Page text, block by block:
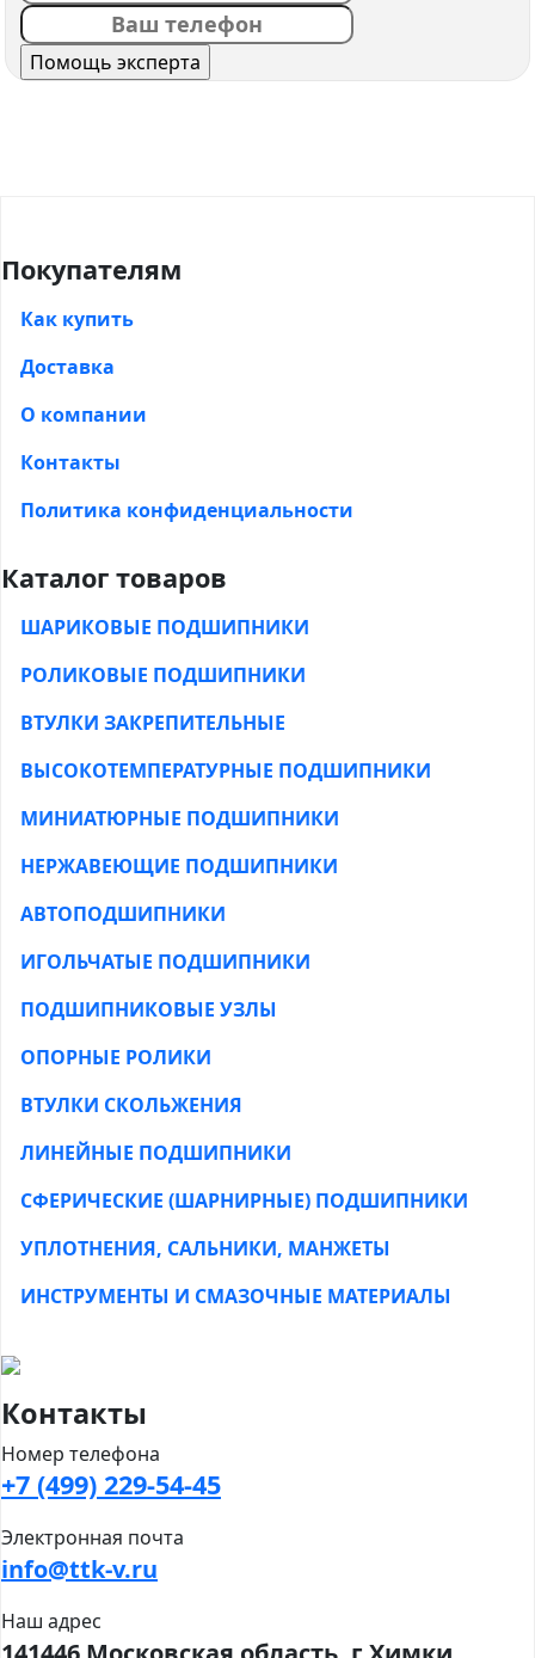
Покупателям
Как купить
Доставка
О компании
Контакты
Политика конфиденциальности
Каталог товаров
ШАРИКОВЫЕ ПОДШИПНИКИ
РОЛИКОВЫЕ ПОДШИПНИКИ
ВТУЛКИ ЗАКРЕПИТЕЛЬНЫЕ
ВЫСОКОТЕМПЕРАТУРНЫЕ ПОДШИПНИКИ
МИНИАТЮРНЫЕ ПОДШИПНИКИ
НЕРЖАВЕЮЩИЕ ПОДШИПНИКИ
АВТОПОДШИПНИКИ
ИГОЛЬЧАТЫЕ ПОДШИПНИКИ
ПОДШИПНИКОВЫЕ УЗЛЫ
ОПОРНЫЕ РОЛИКИ
ВТУЛКИ СКОЛЬЖЕНИЯ
ЛИНЕЙНЫЕ ПОДШИПНИКИ
СФЕРИЧЕСКИЕ (ШАРНИРНЫЕ) ПОДШИПНИКИ
УПЛОТНЕНИЯ, САЛЬНИКИ, МАНЖЕТЫ
ИНСТРУМЕНТЫ И СМАЗОЧНЫЕ МАТЕРИАЛЫ
Контакты
Номер телефона
+7 (499) 229-54-45
Электронная почта
info@ttk-v.ru
Наш адрес